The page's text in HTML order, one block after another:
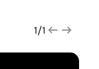
1/1